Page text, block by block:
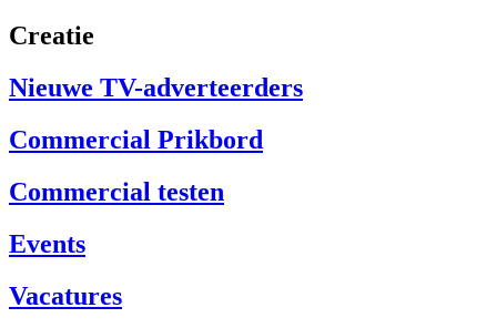
Creatie
Nieuwe TV-adverteerders
Commercial Prikbord
Commercial testen
Events
Vacatures